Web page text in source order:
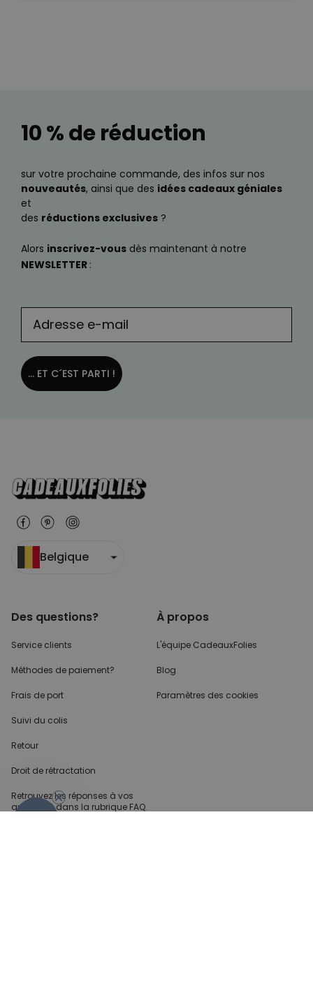
10 % de réduction
sur votre prochaine commande, des infos sur nos
nouveautés, ainsi que des idées cadeaux géniales
et
des réductions exclusives ?
Alors inscrivez-vous dès maintenant à notre
NEWSLETTER :
... ET C´EST PARTI !
Belgique
Des questions?
Service clients
Méthodes de paiement?
Frais de port
Suivi du colis
Retour
Droit de rétractation
Retrouvez les réponses à vos
questions dans la rubrique FAQ.
À propos
L'équipe CadeauxFolies
Blog
Paramètres des cookies